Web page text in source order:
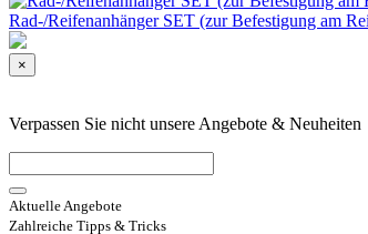
Rad-/Reifenanhänger SET (zur Befestigung am
×
Verpassen Sie nicht unsere Angebote & Neuheiten
Aktuelle Angebote
Zahlreiche Tipps & Tricks